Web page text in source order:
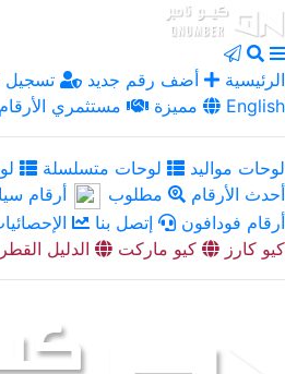
الرئيسية أضف رقم جديد تسجيل
مميزة
مستثمري الأرقام English
لوحات مواليد لوحات متسلسلة
أحدث الأرقام
مطلوب أرقام
أرقام فودافون
إتصل بنا
كيو كارز
كيو ماركت الدليل